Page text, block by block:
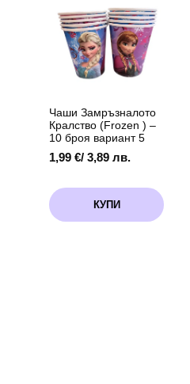
32
см
Чаши Замръзналото
Кралство (Frozen ) –
10 броя вариант 5
1,99 €/ 3,89 лв.
КУПИ